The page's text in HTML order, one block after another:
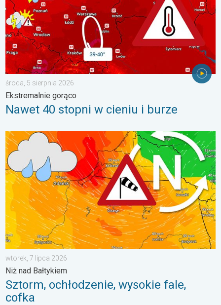
środa, 5 sierpnia 2026
Ekstremalnie gorąco
Nawet 40 stopni w cieniu i burze
Sztorm, ochłodzenie, wysokie fale, cofka. Niż nad Bałtykiem.
wtorek, 7 lipca 2026
Niż nad Bałtykiem
Sztorm, ochłodzenie, wysokie fale,
cofka